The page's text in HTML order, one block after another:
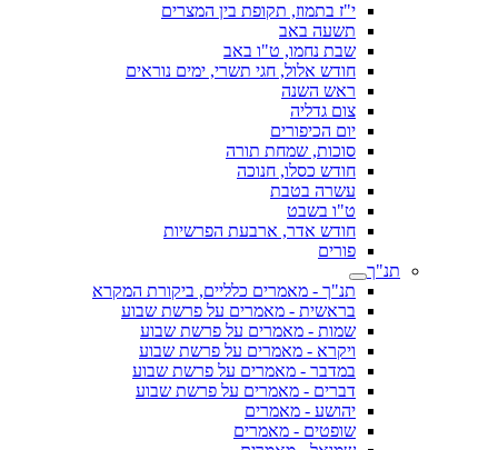
י"ז בתמוז, תקופת בין המצרים
תשעה באב
שבת נחמו, ט"ו באב
חודש אלול, חגי תשרי, ימים נוראים
ראש השנה
צום גדליה
יום הכיפורים
סוכות, שמחת תורה
חודש כסלו, חנוכה
עשרה בטבת
ט"ו בשבט
חודש אדר, ארבעת הפרשיות
פורים
תנ"ך
תנ"ך - מאמרים כלליים, ביקורת המקרא
בראשית - מאמרים על פרשת שבוע
שמות - מאמרים על פרשת שבוע
ויקרא - מאמרים על פרשת שבוע
במדבר - מאמרים על פרשת שבוע
דברים - מאמרים על פרשת שבוע
יהושע - מאמרים
שופטים - מאמרים